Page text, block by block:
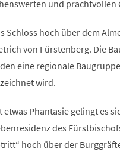
und prachtvollen
Schloss hoch über dem
von Fürstenberg. Die
eine regionale
wird.
etwas Phantasie gelingt es
des
hoch über der